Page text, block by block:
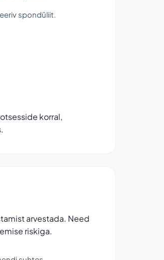
spondüliit.
korral,
arvestada. Need
riskiga.